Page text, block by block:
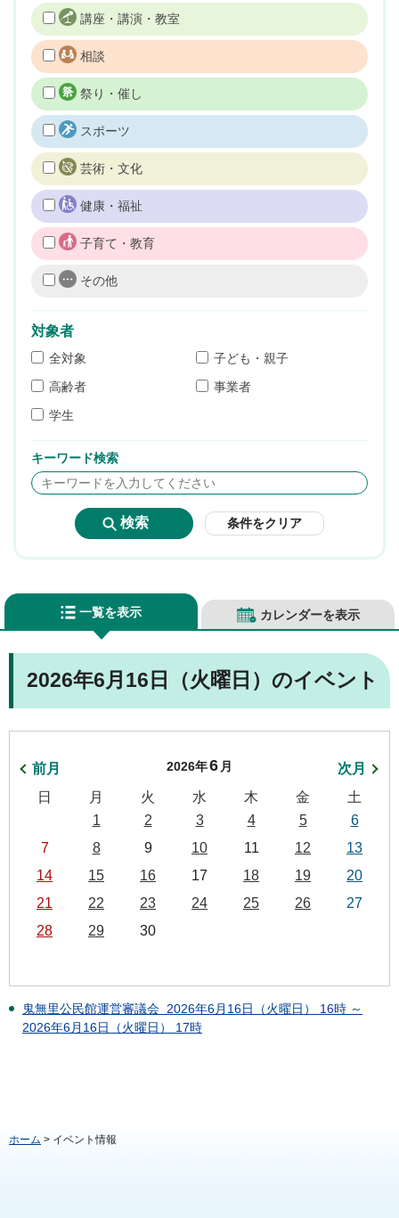
講座・講演・教室
相談
祭り・催し
スポーツ
芸術・文化
健康・福祉
子育て・教育
その他
対象者
全対象
子ども・親子
高齢者
事業者
学生
キーワード検索
条件をクリア
一覧を表示 カレンダーを表示
2026年6月16日（火曜日）のイベント
前月 2026年6 月
次月
日
月 火 水 木 金
土
1
2 3 4 5
6
7
8 9 10 11 12
13
14
15 16 17 18 19
20
21
22 23 24 25 26
27
28
29 30
鬼無里公民館運営審議会 2026年6月16日（火曜日） 16時 ～
2026年6月16日（火曜日） 17時
ホーム > イベント情報